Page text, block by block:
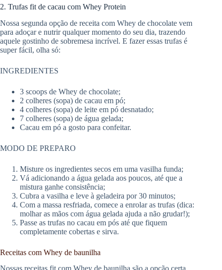
2. Trufas fit de cacau com Whey Protein
Nossa segunda opção de receita com Whey de chocolate vem
para adoçar e nutrir qualquer momento do seu dia, trazendo
aquele gostinho de sobremesa incrível. E fazer essas trufas é
super fácil, olha só:
INGREDIENTES
3 scoops de Whey de chocolate;
2 colheres (sopa) de cacau em pó;
4 colheres (sopa) de leite em pó desnatado;
7 colheres (sopa) de água gelada;
Cacau em pó a gosto para confeitar.
MODO DE PREPARO
Misture os ingredientes secos em uma vasilha funda;
Vá adicionando a água gelada aos poucos, até que a
mistura ganhe consistência;
Cubra a vasilha e leve à geladeira por 30 minutos;
Com a massa resfriada, comece a enrolar as trufas (dica:
molhar as mãos com água gelada ajuda a não grudar!);
Passe as trufas no cacau em pós até que fiquem
completamente cobertas e sirva.
Receitas com Whey de baunilha